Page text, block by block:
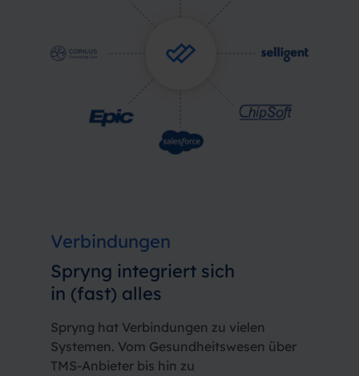
Verbindungen
Spryng integriert sich
in (fast) alles
Spryng hat Verbindungen zu vielen
Systemen. Vom Gesundheitswesen über
TMS-Anbieter bis hin zu